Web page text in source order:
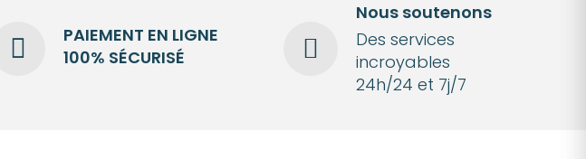
PAIEMENT EN LIGNE
100% SÉCURISÉ
Nous soutenons
Des services
incroyables
24h/24 et 7j/7